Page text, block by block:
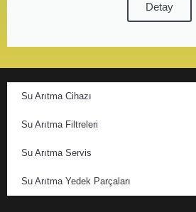
Detay
Su Arıtma Cihazı
Su Arıtma Filtreleri
Su Arıtma Servis
Su Arıtma Yedek Parçaları